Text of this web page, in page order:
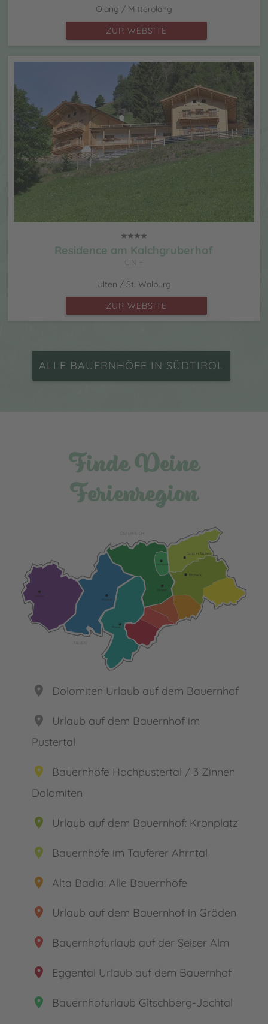
Olang / Mitterolang
ZUR WEBSITE
Residence am Kalchgruberhof
CIN +
Ulten / St. Walburg
ZUR WEBSITE
ALLE BAUERNHÖFE IN SÜDTIROL
Finde Deine
Ferienregion
ÖSTERREICH
Bruneck
Sand in Taufers
Brixen
Mühlbach
Bozen
Meran
place Dolomiten Urlaub auf dem Bauernhof
place
Urlaub auf dem Bauernhof im
Pustertal
place
Bauernhöfe Hochpustertal / 3 Zinnen
Dolomiten
place Urlaub auf dem Bauernhof: Kronplatz
place Bauernhöfe im Tauferer Ahrntal
place Alta Badia: Alle Bauernhöfe
place Urlaub auf dem Bauernhof in Gröden
place Bauernhofurlaub auf der Seiser Alm
place Eggental Urlaub auf dem Bauernhof
place Bauernhofurlaub Gitschberg-Jochtal